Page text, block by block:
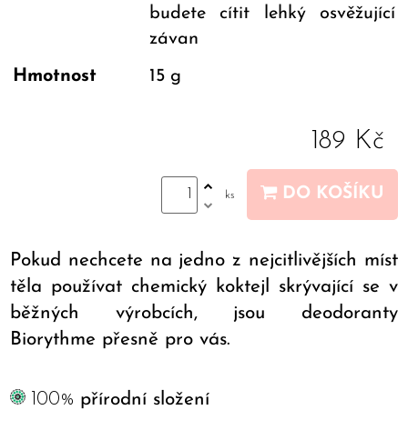
budete cítit lehký osvěžující
závan
Hmotnost 15 g
189 Kč
ks DO KOŠÍKU
Pokud nechcete na jedno z nejcitlivějších míst
těla používat chemický koktejl skrývající se v
běžných výrobcích, jsou deodoranty
Biorythme přesně pro vás.
100% přírodní složení